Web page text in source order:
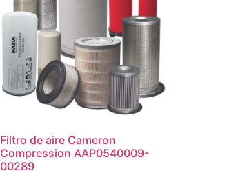
Filtro de aire Cameron
Compression AAP0540009-
00289